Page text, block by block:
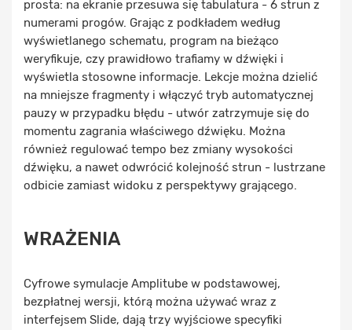
prosta: na ekranie przesuwa się tabulatura - 6 strun z
numerami progów. Grając z podkładem według
wyświetlanego schematu, program na bieżąco
weryfikuje, czy prawidłowo trafiamy w dźwięki i
wyświetla stosowne informacje. Lekcje można dzielić
na mniejsze fragmenty i włączyć tryb automatycznej
pauzy w przypadku błędu - utwór zatrzymuje się do
momentu zagrania właściwego dźwięku. Można
również regulować tempo bez zmiany wysokości
dźwięku, a nawet odwrócić kolejność strun - lustrzane
odbicie zamiast widoku z perspektywy grającego.
WRAŻENIA
Cyfrowe symulacje Amplitube w podstawowej,
bezpłatnej wersji, którą można używać wraz z
interfejsem Slide, dają trzy wyjściowe specyfiki